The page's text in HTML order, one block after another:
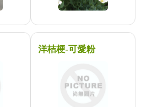
洋桔梗-可愛粉